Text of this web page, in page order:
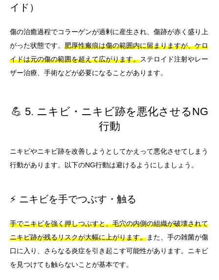
イド）
傷の治癒過程でコラーゲンが過剰に産生され、傷跡が赤く盛り上
がった状態です。 肥厚性瘢痕は傷の範囲内に留まりますが、ケロ
イドは元の傷の範囲を超えて広がります。ステロイド注射やレー
ザー治療、手術などが必要になることがあります。
💪 5. ニキビ・ニキビ跡を悪化させるNG
行動
ニキビやニキビ跡を改善しようとしてかえって悪化させてしまう
行動があります。以下のNG行動は避けるようにしましょう。
⚡ ニキビを手でつぶす・触る
手でニキビを強く押しつぶすと、毛穴の内側の組織が破壊されて
ニキビ跡が残るリスクが大幅に上がります。また、手の雑菌が傷
口に入り、さらなる炎症を引き起こす可能性があります。ニキビ
を見つけても触らないことが基本です。